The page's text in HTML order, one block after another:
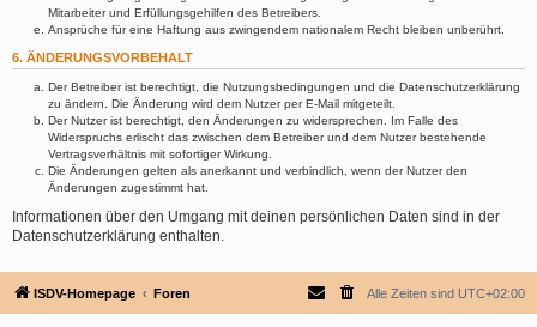
Mitarbeiter und Erfüllungsgehilfen des Betreibers.
Ansprüche für eine Haftung aus zwingendem nationalem Recht bleiben unberührt.
6. ÄNDERUNGSVORBEHALT
Der Betreiber ist berechtigt, die Nutzungsbedingungen und die Datenschutzerklärung
zu ändern. Die Änderung wird dem Nutzer per E-Mail mitgeteilt.
Der Nutzer ist berechtigt, den Änderungen zu widersprechen. Im Falle des
Widerspruchs erlischt das zwischen dem Betreiber und dem Nutzer bestehende
Vertragsverhältnis mit sofortiger Wirkung.
Die Änderungen gelten als anerkannt und verbindlich, wenn der Nutzer den
Änderungen zugestimmt hat.
Informationen über den Umgang mit deinen persönlichen Daten sind in der
Datenschutzerklärung enthalten.
ISDV-Homepage Foren Alle Zeiten sind UTC+02:00